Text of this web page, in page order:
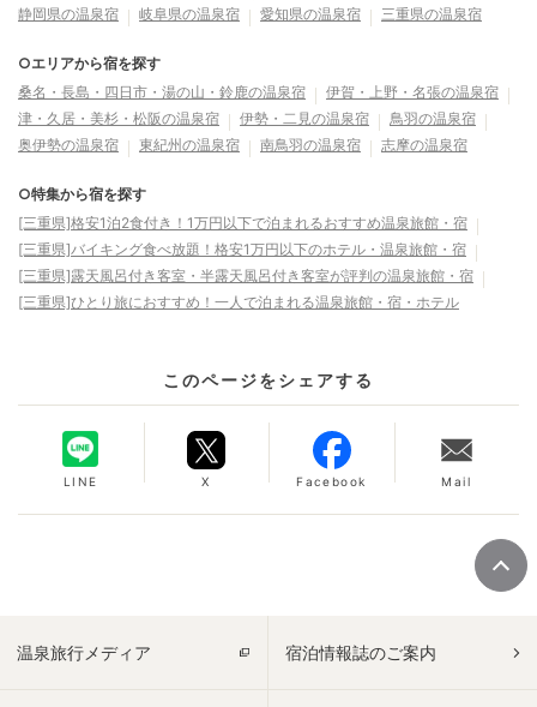
静岡県の温泉宿
岐阜県の温泉宿 愛知県の温泉宿 三重県の温泉宿
○エリアから宿を探す
桑名・長島・四日市・湯の山・鈴鹿の温泉宿
伊賀・上野・名張の温泉宿
津・久居・美杉・松阪の温泉宿
伊勢・二見の温泉宿
鳥羽の温泉宿
奥伊勢の温泉宿
東紀州の温泉宿 南鳥羽の温泉宿 志摩の温泉宿
○特集から宿を探す
[三重県]格安1泊2食付き！1万円以下で泊まれるおすすめ温泉旅館・宿
[三重県]バイキング食べ放題！格安1万円以下のホテル・温泉旅館・宿
[三重県]露天風呂付き客室・半露天風呂付き客室が評判の温泉旅館・宿
[三重県]ひとり旅におすすめ！一人で泊まれる温泉旅館・宿・ホテル
このページをシェアする
LINE X Facebook Mail
温泉旅行メディア 宿泊情報誌のご案内